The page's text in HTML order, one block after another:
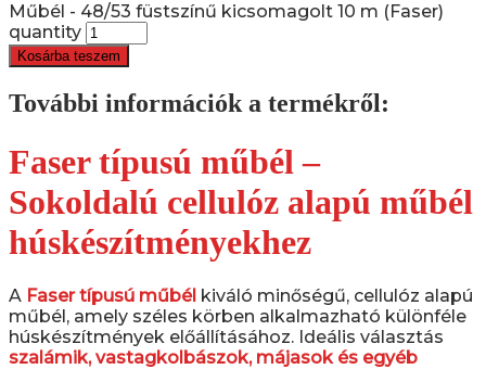
Műbél - 48/53 füstszínű kicsomagolt 10 m (Faser)
quantity
Kosárba teszem
További információk a termékről:
Faser típusú műbél –
Sokoldalú cellulóz alapú műbél
húskészítményekhez
A Faser típusú műbél kiváló minőségű, cellulóz alapú
műbél, amely széles körben alkalmazható különféle
húskészítmények előállításához. Ideális választás
szalámik, vastagkolbászok, májasok és egyéb